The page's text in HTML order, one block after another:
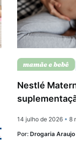
Nestlé
14 julho de 2026 • 8
Por: Drogaria Araujo